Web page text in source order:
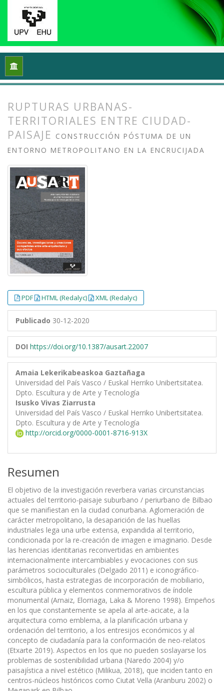
Inicio
RUPTURAS URBANAS-
TERRITORIALES ENTRE CIUDAD-
PAISAJE CONSTRUCCIÓN PÓSTUMA DE UN
ENTORNO METROPOLITANO EN LA ENCRUCIJADA
PDF HTML (Redalyc) XML (Redalyc)
Publicado 30-12-2020
DOI https://doi.org/10.1387/ausart.22007
Amaia Lekerikabeaskoa Gaztañaga
Universidad del País Vasco / Euskal Herriko Unibertsitatea.
Dpto. Escultura y de Arte y Tecnología
Isusko Vivas Ziarrusta
Universidad del País Vasco / Euskal Herriko Unibertsitatea.
Dpto. Escultura y de Arte y Tecnología
http://orcid.org/0000-0001-8716-913X
Resumen
El objetivo de la investigación reverbera varias circunstancias
actuales del territorio-paisaje suburbano / periurbano de Bilbao
que se manifiestan en la ciudad conurbana. Aglomeración de
carácter metropolitano, la desaparición de las huellas
industriales lega una urbe extensa, expandida al territorio,
condicionada por la re-creación de imagen e imaginario. Desde
las herencias identitarias reconvertidas en ambientes
internacionalmente intercambiables y evocaciones con sus
parámetros socioculturales (Delgado 2011) e iconográfico-
simbólicos, hasta estrategias de incorporación de mobiliario,
escultura pública y elementos conmemorativos de índole
monumental (Arnaiz, Elorriaga, Laka & Moreno 1998). Empeños
en los que constantemente se apela al arte-acicate, a la
arquitectura como emblema, a la planificación urbana y
ordenación del territorio, a los entresijos económicos y al
concepto de ciudadanía para la conformación de neo-relatos
(Etxarte 2019). Aspectos en los que no pueden soslayarse los
problemas de sostenibilidad urbana (Naredo 2004) y/o
paisajística a nivel estético (Milikua, 2018), que inciden tanto en
centros-núcleos históricos como Ciutat Vella (Aranburu 2002) o